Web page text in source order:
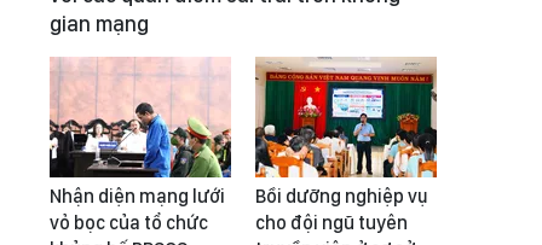
gian mạng
Nhận diện mạng lưới
vỏ bọc của tổ chức
Bồi dưỡng nghiệp vụ
cho đội ngũ tuyên